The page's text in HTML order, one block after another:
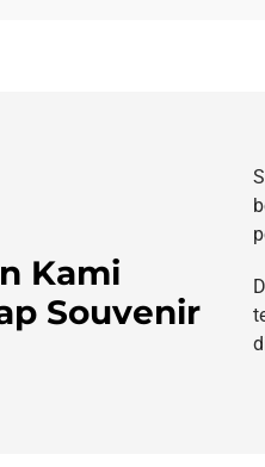
Kami
Souvenir